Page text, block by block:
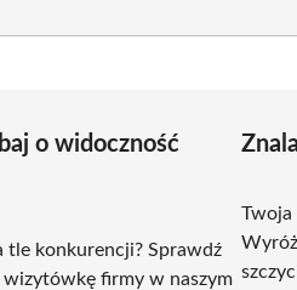
o widoczność
tle konkurencji? Sprawdź
firmy w naszym
Twoja